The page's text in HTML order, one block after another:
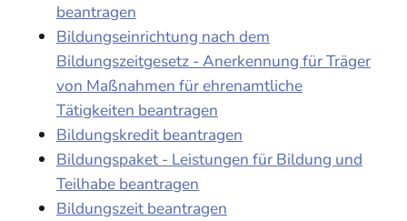
beantragen
Bildungseinrichtung nach dem
Bildungszeitgesetz - Anerkennung für Träger
von Maßnahmen für ehrenamtliche
Tätigkeiten beantragen
Bildungskredit beantragen
Bildungspaket - Leistungen für Bildung und
Teilhabe beantragen
Bildungszeit beantragen